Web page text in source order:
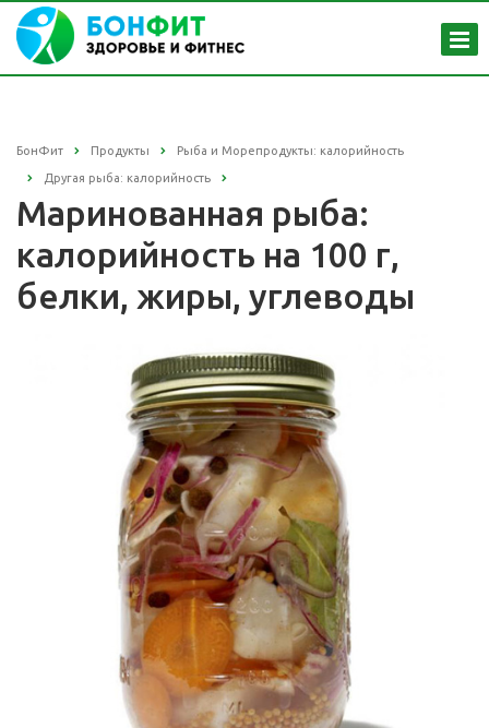
БонФит Продукты Рыба и Морепродукты: калорийность
Другая рыба: калорийность
Маринованная рыба:
калорийность на 100 г,
белки, жиры, углеводы